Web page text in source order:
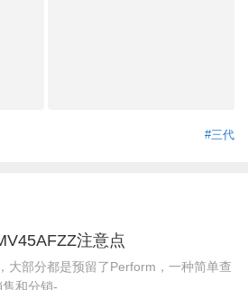
#三代
注意点
大部分都是预留了Perform，一种简单查
和分销- ...